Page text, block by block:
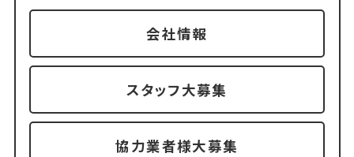
会社情報
スタッフ大募集
協力業者様大募集